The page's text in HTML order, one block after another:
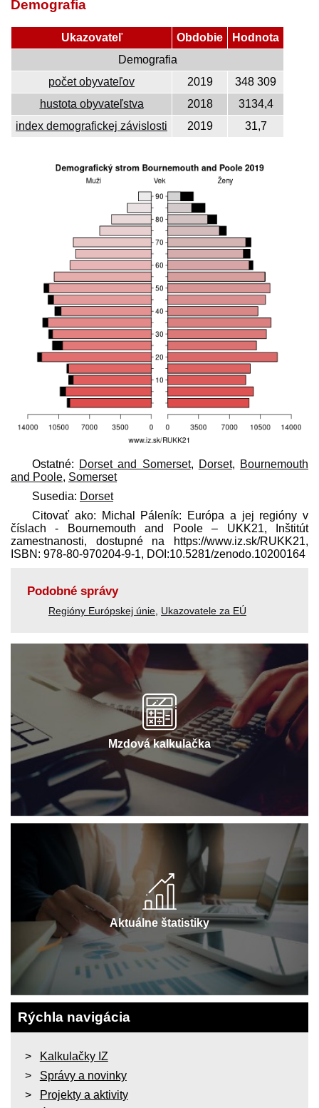
Demografia
Ukazovateľ Obdobie
Hodnota
Demografia
počet obyvateľov
2019
348 309
hustota obyvateľstva
2018
3134,4
index demografickej závislosti
2019 31,7
Ostatné: Dorset and Somerset, Dorset, Bournemouth
and Poole, Somerset
Susedia: Dorset
Citovať ako: Michal Páleník: Európa a jej regióny v
číslach - Bournemouth and Poole – UKK21, Inštitút
zamestnanosti, dostupné na https://www.iz.sk/​RUKK21,
ISBN: 978-80-970204-9-1, DOI:10.5281/zenodo.10200164
Podobné správy
Regióny Európskej únie Ukazovatele za EÚ
Mzdová kalkulačka
Aktuálne štatistiky
Rýchla navigácia
Kalkulačky IZ
Správy a novinky
Projekty a aktivity